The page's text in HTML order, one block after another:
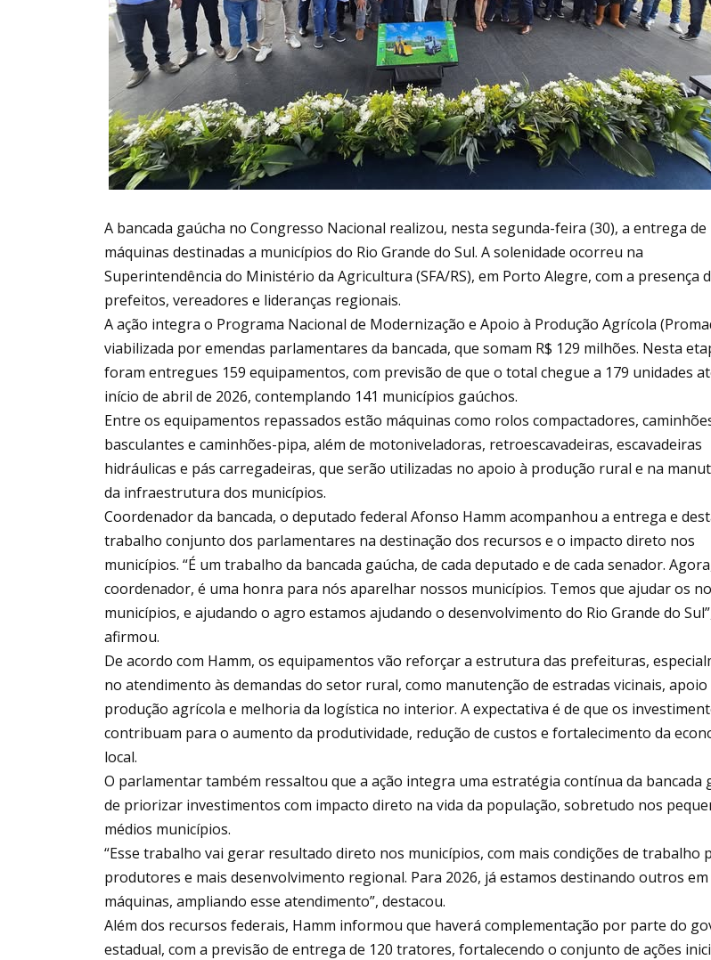
A bancada gaúcha no Congresso Nacional realizou, nesta segunda-feira (30), a entrega de
máquinas destinadas a municípios do Rio Grande do Sul. A solenidade ocorreu na
Superintendência do Ministério da Agricultura (SFA/RS), em Porto Alegre, com a presença
prefeitos, vereadores e lideranças regionais.
A ação integra o Programa Nacional de Modernização e Apoio à Produção Agrícola
viabilizada por emendas parlamentares da bancada, que somam R$ 129 milhões. Nesta
foram entregues 159 equipamentos, com previsão de que o total chegue a 179 unidades
início de abril de 2026, contemplando 141 municípios gaúchos.
Entre os equipamentos repassados estão máquinas como rolos compactadores,
basculantes e caminhões-pipa, além de motoniveladoras, retroescavadeiras, escavadeiras
hidráulicas e pás carregadeiras, que serão utilizadas no apoio à produção rural e na
da infraestrutura dos municípios.
Coordenador da bancada, o deputado federal Afonso Hamm acompanhou a entrega e
trabalho conjunto dos parlamentares na destinação dos recursos e o impacto direto nos
municípios. “É um trabalho da bancada gaúcha, de cada deputado e de cada senador.
coordenador, é uma honra para nós aparelhar nossos municípios. Temos que ajudar os
municípios, e ajudando o agro estamos ajudando o desenvolvimento do Rio Grande do
afirmou.
De acordo com Hamm, os equipamentos vão reforçar a estrutura das prefeituras,
no atendimento às demandas do setor rural, como manutenção de estradas vicinais, apoio
produção agrícola e melhoria da logística no interior. A expectativa é de que os
contribuam para o aumento da produtividade, redução de custos e fortalecimento da
local.
O parlamentar também ressaltou que a ação integra uma estratégia contínua da bancada
de priorizar investimentos com impacto direto na vida da população, sobretudo nos
médios municípios.
“Esse trabalho vai gerar resultado direto nos municípios, com mais condições de trabalho
produtores e mais desenvolvimento regional. Para 2026, já estamos destinando outros em
máquinas, ampliando esse atendimento”, destacou.
Além dos recursos federais, Hamm informou que haverá complementação por parte do
estadual, com a previsão de entrega de 120 tratores, fortalecendo o conjunto de ações